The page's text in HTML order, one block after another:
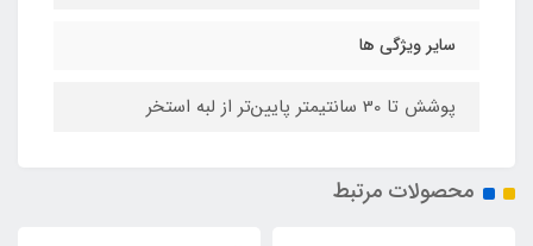
سایر ویژگی ها
پوشش تا 30 سانتیمتر پایین‌تر از لبه استخر
محصولات مرتبط